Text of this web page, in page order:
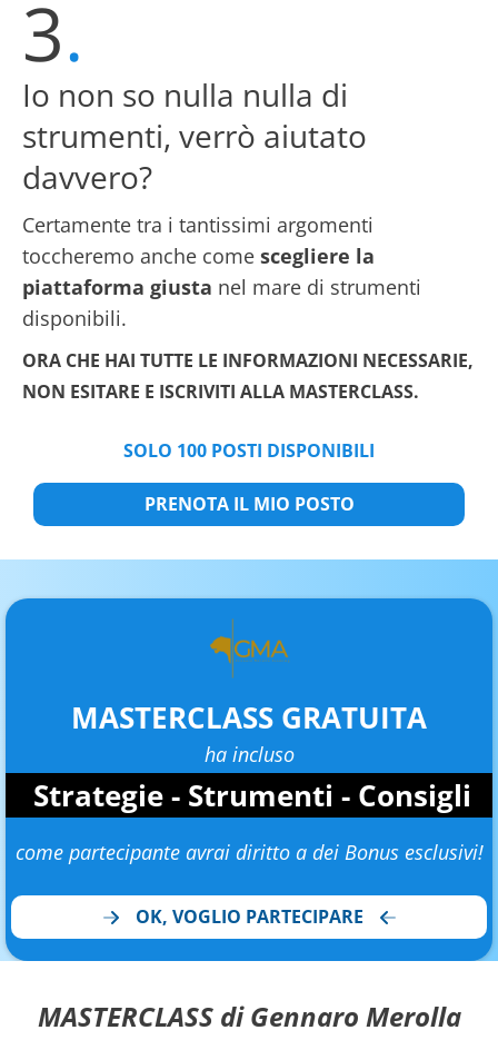
3.
Io non so nulla nulla di
strumenti, verrò aiutato
davvero?
Certamente tra i tantissimi argomenti
toccheremo anche come scegliere la
piattaforma giusta nel mare di strumenti
disponibili.
ORA CHE HAI TUTTE LE INFORMAZIONI NECESSARIE,
NON ESITARE E ISCRIVITI ALLA MASTERCLASS.
SOLO 100 POSTI DISPONIBILI
PRENOTA IL MIO POSTO
MASTERCLASS GRATUITA
ha incluso
Strategie - Strumenti - Consigli
come partecipante avrai diritto a dei Bonus esclusivi!
OK, VOGLIO PARTECIPARE
MASTERCLASS di Gennaro Merolla